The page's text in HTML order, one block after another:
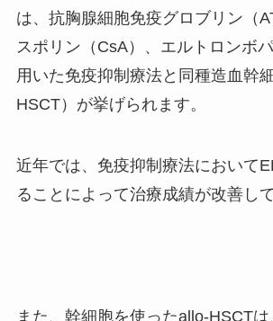
は、抗胸腺細胞免疫グロブリン（
スポリン（ CsA）、エルトロンボ
用いた免疫抑制療法と同種造血幹
HSCT）が挙げられます。
近年では、免疫抑制療法において
ることによって治療成績が改善し
また、幹細胞を使ったallo-HSCTは